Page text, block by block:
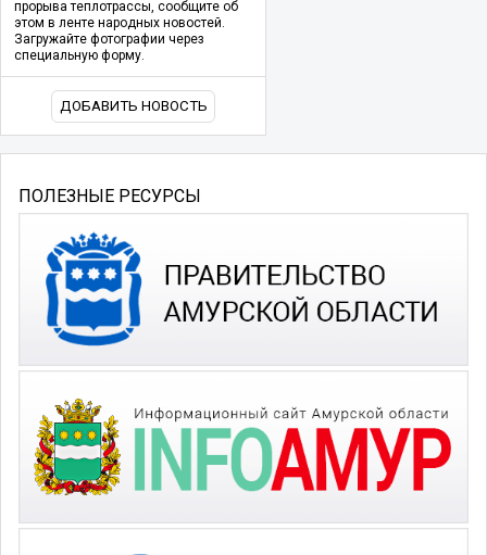
прорыва теплотрассы, сообщите об
этом в ленте народных новостей.
Загружайте фотографии через
специальную форму.
ДОБАВИТЬ НОВОСТЬ
ПОЛЕЗНЫЕ РЕСУРСЫ